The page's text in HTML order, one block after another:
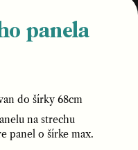
panela
do šírky 68cm
na strechu
panel o šírke max.